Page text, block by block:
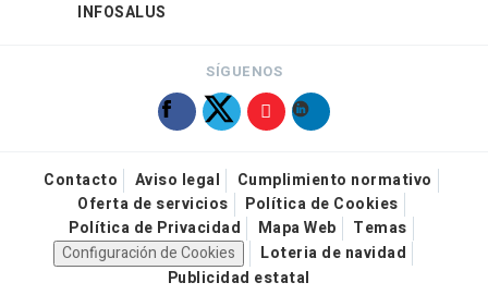
INFOSALUS
SÍGUENOS
Contacto Aviso legal
Cumplimiento normativo
Oferta de servicios
Política de Cookies
Política de Privacidad
Mapa Web
Temas
Configuración de Cookies
Loteria de navidad
Publicidad estatal